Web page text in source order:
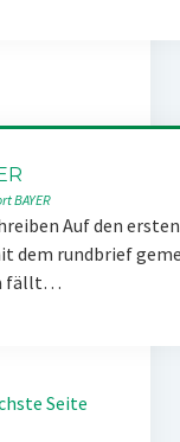
BAYER
Auf den
dem rundbrief
fällt…
Seite